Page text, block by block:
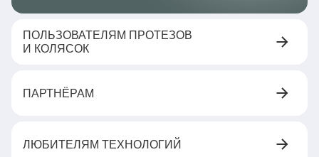
ПОЛЬЗОВАТЕЛЯМ ПРОТЕЗОВ
И КОЛЯСОК
ПАРТНЁРАМ
ЛЮБИТЕЛЯМ ТЕХНОЛОГИЙ